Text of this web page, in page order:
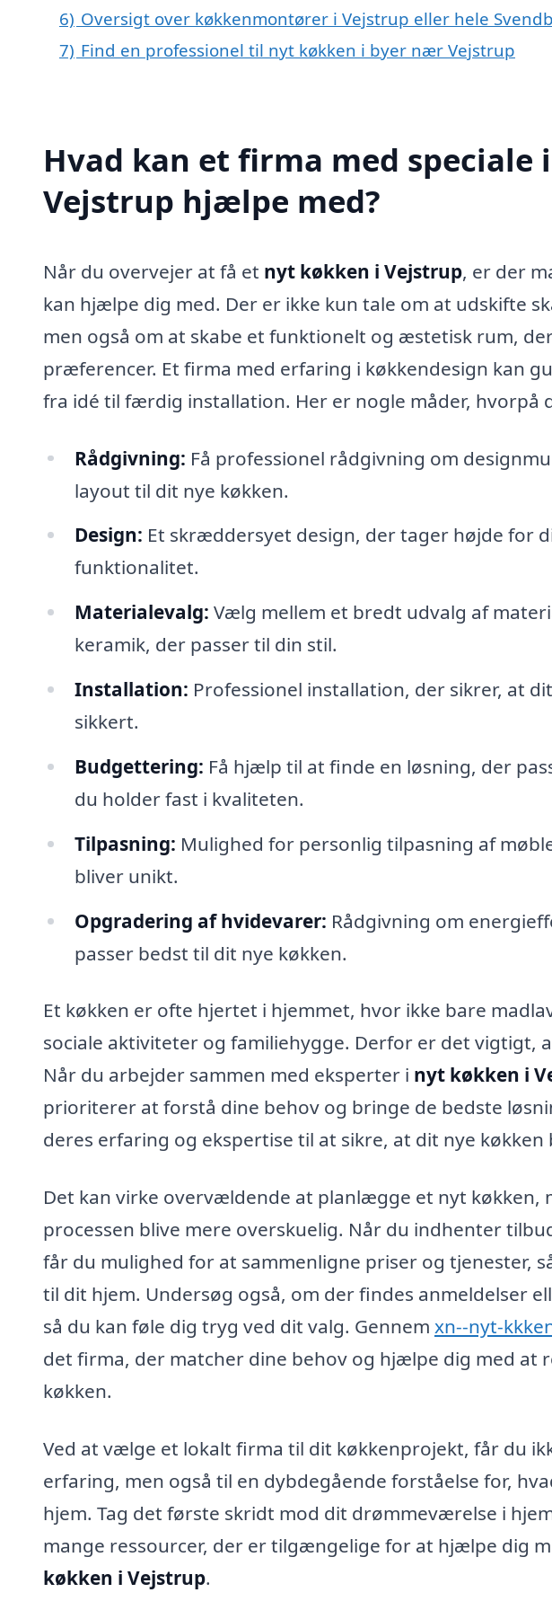
6) Oversigt over køkkenmontører i Vejstrup eller hele
7) Find en professionel til nyt køkken i byer nær Vejstrup
Hvad kan et firma med speciale
Vejstrup hjælpe med?
Når du overvejer at få et nyt køkken i Vejstrup, er der
kan hjælpe dig med. Der er ikke kun tale om at udskifte
men også om at skabe et funktionelt og æstetisk rum,
præferencer. Et firma med erfaring i køkkendesign kan
fra idé til færdig installation. Her er nogle måder, hvorpå
Rådgivning: Få professionel rådgivning om
layout til dit nye køkken.
Design: Et skræddersyet design, der tager højde for
funktionalitet.
Materialevalg: Vælg mellem et bredt udvalg af
keramik, der passer til din stil.
Installation: Professionel installation, der sikrer, at
sikkert.
Budgettering: Få hjælp til at finde en løsning, der
du holder fast i kvaliteten.
Tilpasning: Mulighed for personlig tilpasning af
bliver unikt.
Opgradering af hvidevarer: Rådgivning om
passer bedst til dit nye køkken.
Et køkken er ofte hjertet i hjemmet, hvor ikke bare
sociale aktiviteter og familiehygge. Derfor er det vigtigt,
Når du arbejder sammen med eksperter i nyt køkken i
prioriterer at forstå dine behov og bringe de bedste
deres erfaring og ekspertise til at sikre, at dit nye
Det kan virke overvældende at planlægge et nyt køkken,
processen blive mere overskuelig. Når du indhenter
får du mulighed for at sammenligne priser og tjenester,
til dit hjem. Undersøg også, om der findes anmeldelser
så du kan føle dig tryg ved dit valg. Gennem xn--nyt-
det firma, der matcher dine behov og hjælpe dig med at
køkken.
Ved at vælge et lokalt firma til dit køkkenprojekt, får du
erfaring, men også til en dybdegående forståelse for,
hjem. Tag det første skridt mod dit drømmeværelse i
mange ressourcer, der er tilgængelige for at hjælpe dig
køkken i Vejstrup.